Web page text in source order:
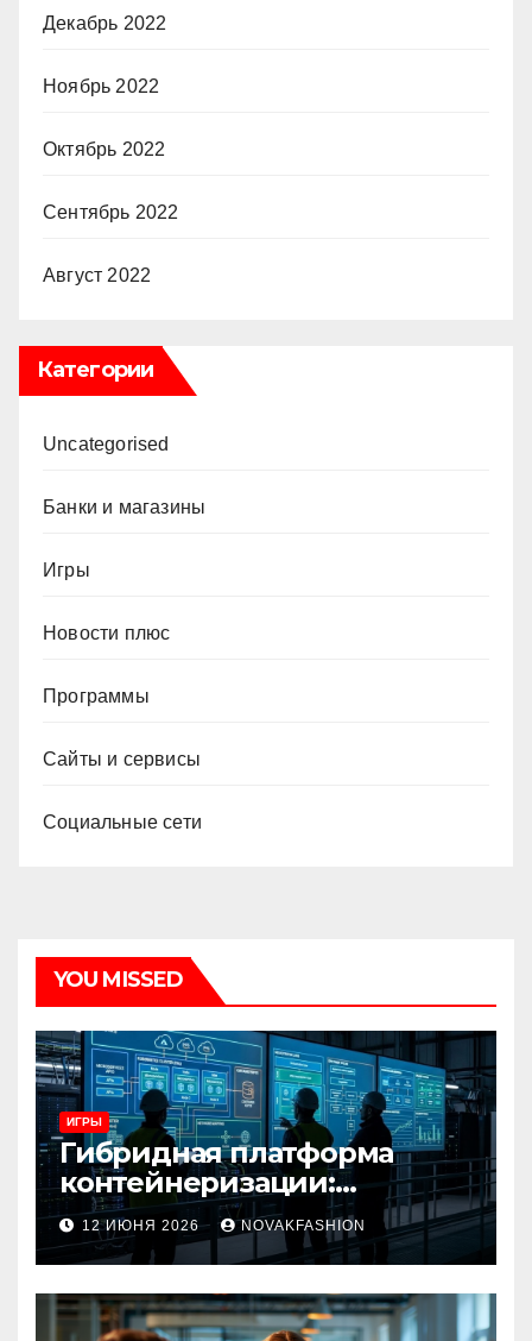
Декабрь 2022
Ноябрь 2022
Октябрь 2022
Сентябрь 2022
Август 2022
Категории
Uncategorised
Банки и магазины
Игры
Новости плюс
Программы
Сайты и сервисы
Социальные сети
YOU MISSED
ИГРЫ
Гибридная платформа
контейнеризации:
архитектура, особенности
и сценарии использования
12 ИЮНЯ 2026 NOVAKFASHION